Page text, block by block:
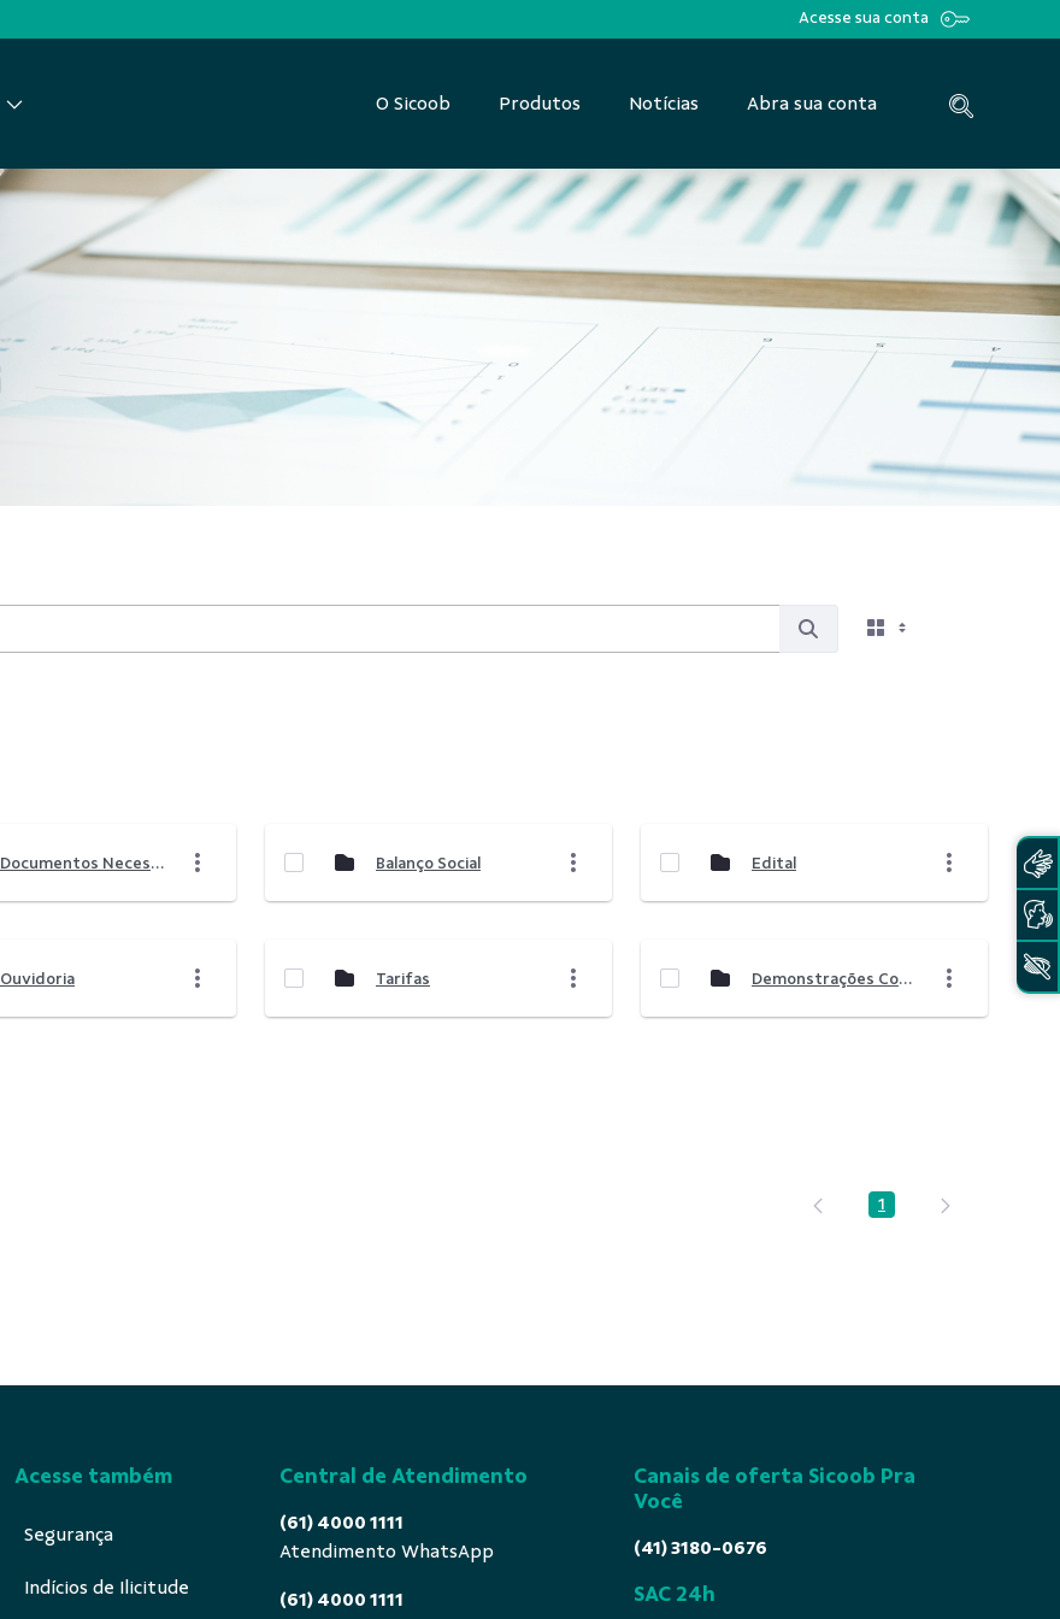
Acesse sua conta
O Sicoob Produtos Notícias Abra sua conta
Documentos Necessários Para Abertura De Contas Balanço Social Edital
Ouvidoria Tarifas Demonstrações Contábeis
Página
1
Acesse também
Segurança
Indícios de Ilicitude
Central de Atendimento
(61) 4000 1111
Atendimento WhatsApp
(61) 4000 1111
Canais de oferta Sicoob Pra
Você
(41) 3180-0676
SAC 24h